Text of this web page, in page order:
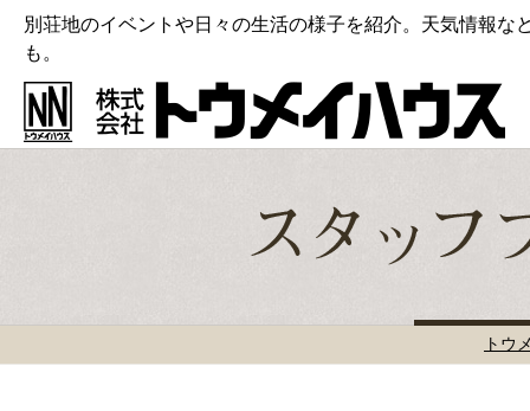
別荘地のイベントや日々の生活の様子を紹介。天気情報な
も。
トウ